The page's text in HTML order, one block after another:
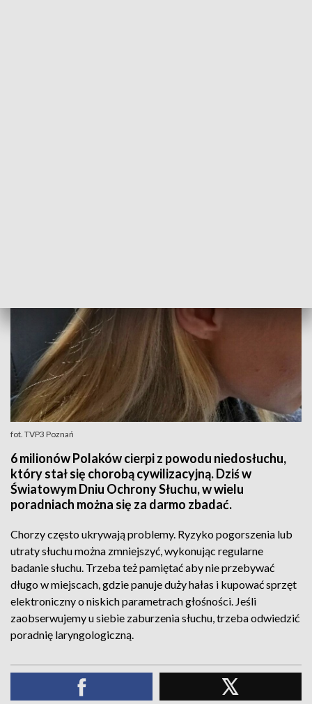
fot. TVP3 Poznań
6 milionów Polaków cierpi z powodu niedosłuchu,
który stał się chorobą cywilizacyjną. Dziś w
Światowym Dniu Ochrony Słuchu, w wielu
poradniach można się za darmo zbadać.
Chorzy często ukrywają problemy. Ryzyko pogorszenia lub
utraty słuchu można zmniejszyć, wykonując regularne
badanie słuchu. Trzeba też pamiętać aby nie przebywać
długo w miejscach, gdzie panuje duży hałas i kupować sprzęt
elektroniczny o niskich parametrach głośności. Jeśli
zaobserwujemy u siebie zaburzenia słuchu, trzeba odwiedzić
poradnię laryngologiczną.